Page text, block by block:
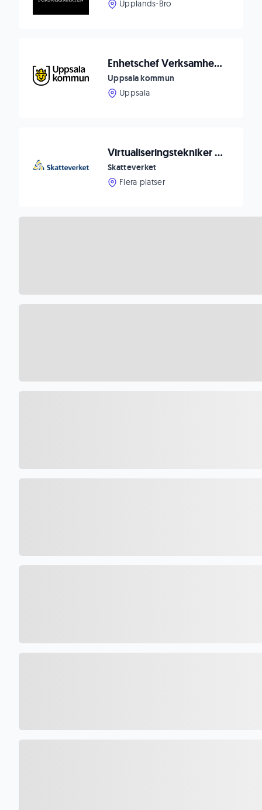
Upplands-Bro
Enhetschef Verksamhetsnära it-support inom område It-arbetsplats
Uppsala kommun
Uppsala
Virtualiseringstekniker - Private Cloud & VMware
Skatteverket
Flera platser